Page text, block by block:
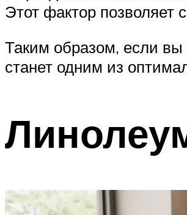
Этот фактор позволяет
Таким образом, если вы
станет одним из